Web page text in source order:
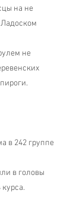
на не
не
в 242 группе
в головы